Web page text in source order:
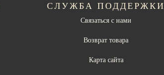
СЛУЖБА ПОДДЕРЖКИ
Связаться с нами
Возврат товара
Карта сайта